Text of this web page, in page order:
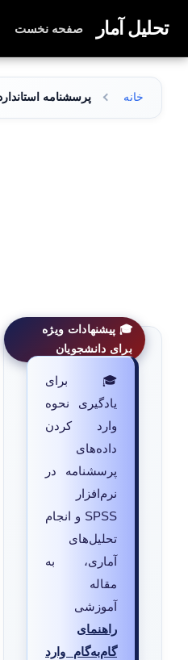
تحلیل آمار صفحه نخست
خانه پرسشنامه
🎓 پیشنهادات ویژه
برای دانشجویان
🎓 برای
یادگیری نحوه
وارد کردن
داده‌های
پرسشنامه در
نرم‌افزار
SPSS و انجام
تحلیل‌های
آماری، به
مقاله
آموزشی
راهنمای
گام‌به‌گام وارد